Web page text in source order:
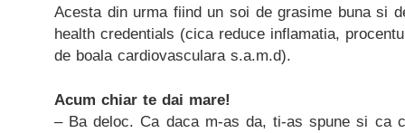
Acesta din urma fiind un soi de grasime buna si
health credentials (cica reduce inflamatia,
de boala cardiovasculara s.a.m.d).
Acum chiar te dai mare!
– Ba deloc. Ca daca m-as da, ti-as spune si ca